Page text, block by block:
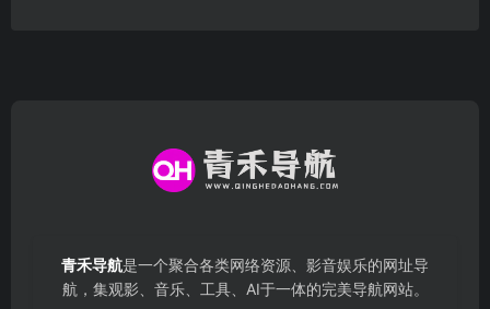
青禾导航是一个聚合各类网络资源、影音娱乐的网址导
航，集观影、音乐、工具、AI于一体的完美导航网站。